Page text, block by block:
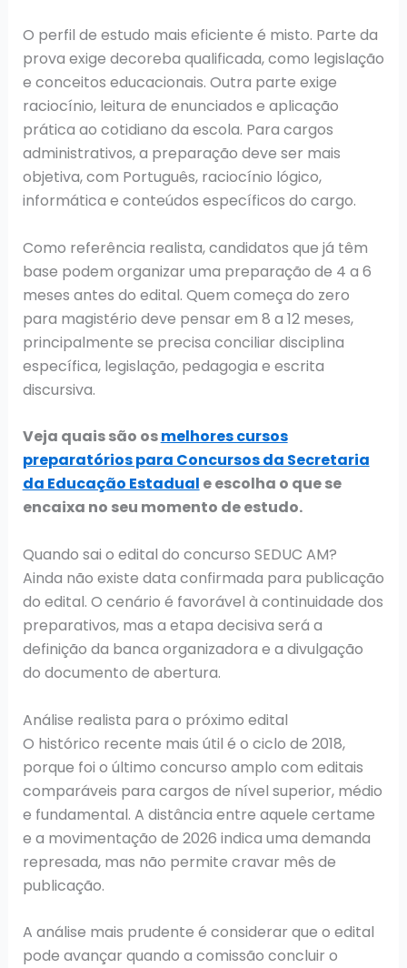
O perfil de estudo mais eficiente é misto. Parte da
prova exige decoreba qualificada, como legislação
e conceitos educacionais. Outra parte exige
raciocínio, leitura de enunciados e aplicação
prática ao cotidiano da escola. Para cargos
administrativos, a preparação deve ser mais
objetiva, com Português, raciocínio lógico,
informática e conteúdos específicos do cargo.
Como referência realista, candidatos que já têm
base podem organizar uma preparação de 4 a 6
meses antes do edital. Quem começa do zero
para magistério deve pensar em 8 a 12 meses,
principalmente se precisa conciliar disciplina
específica, legislação, pedagogia e escrita
discursiva.
Veja quais são osmelhores cursos
preparatórios para Concursos da Secretaria
da Educação Estadual e escolha o que se
encaixa no seu momento de estudo.
Quando sai o edital do concurso SEDUC AM?
Ainda não existe data confirmada para publicação
do edital. O cenário é favorável à continuidade dos
preparativos, mas a etapa decisiva será a
definição da banca organizadora e a divulgação
do documento de abertura.
Análise realista para o próximo edital
O histórico recente mais útil é o ciclo de 2018,
porque foi o último concurso amplo com editais
comparáveis para cargos de nível superior, médio
e fundamental. A distância entre aquele certame
e a movimentação de 2026 indica uma demanda
represada, mas não permite cravar mês de
publicação.
A análise mais prudente é considerar que o edital
pode avançar quando a comissão concluir o